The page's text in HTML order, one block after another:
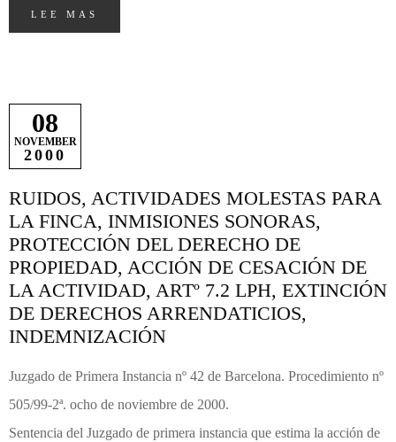
LEE MAS
08
NOVEMBER
2000
RUIDOS, ACTIVIDADES MOLESTAS PARA
LA FINCA, INMISIONES SONORAS,
PROTECCIÓN DEL DERECHO DE
PROPIEDAD, ACCIÓN DE CESACIÓN DE
LA ACTIVIDAD, ARTº 7.2 LPH, EXTINCIÓN
DE DERECHOS ARRENDATICIOS,
INDEMNIZACIÓN
Juzgado de Primera Instancia nº 42 de Barcelona. Procedimiento nº
505/99-2ª. ocho de noviembre de 2000.
Sentencia del Juzgado de primera instancia que estima la acción de